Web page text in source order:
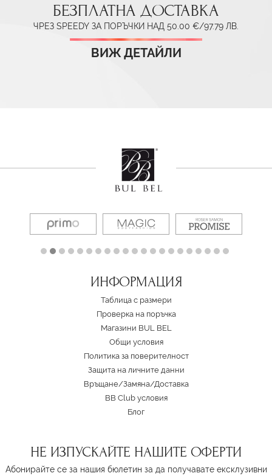
БЕЗПЛАТНА ДОСТАВКА
ЧРЕЗ SPEEDY ЗА ПОРЪЧКИ НАД 50.00 €/97.79 ЛВ.
ВИЖ ДЕТАЙЛИ
ИНФОРМАЦИЯ
Таблица с размери
Проверка на поръчка
Магазини BUL BEL
Oбщи условия
Политика за поверителност
Защита на личните данни
Връщане/Замяна/Доставка
BB Club условия
Блог
НЕ ИЗПУСКАЙТЕ НАШИТЕ ОФЕРТИ
Абонирайте се за нашия бюлетин за да получавате ексклузивни